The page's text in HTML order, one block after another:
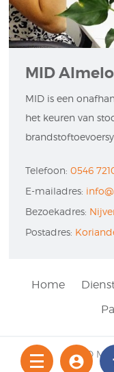
MID
MID is een
het keuren van
Telefoon:0546
E-mailadres:
Bezoekadres:
Postadres:
Home
MID